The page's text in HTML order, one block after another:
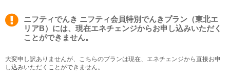
ニフティでんき ニフティ会員特別でんきプラン（東北エ
リアB）には、現在エネチェンジからお申し込みいただく
ことができません。
大変申し訳ありませんが、こちらのプランは現在、エネチェンジから直接お申
し込みいただくことができません。